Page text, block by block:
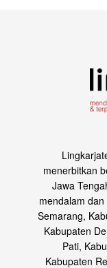
menerbitkan
Jawa
mendalam
Semarang,
Kabupaten
Pati,
Kabupaten